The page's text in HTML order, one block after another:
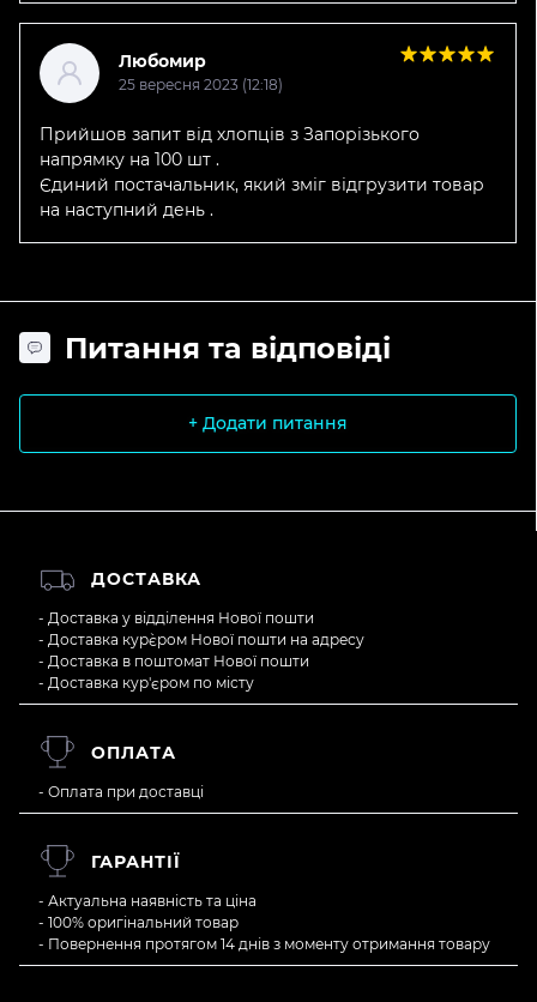
Любомир
25 вересня 2023 (12:18)
Прийшов запит від хлопців з Запорізького
напрямку на 100 шт .
Єдиний постачальник, який зміг відгрузити товар
на наступний день .
Питання та відповіді
+ Додати питання
ДОСТАВКА
- Доставка у відділення Нової пошти
- Доставка кур`єром Нової пошти на адресу
- Доставка в поштомат Нової пошти
- Доставка кур'єром по місту
ОПЛАТА
- Оплата при доставці
ГАРАНТІЇ
- Актуальна наявність та ціна
- 100% оригінальний товар
- Повернення протягом 14 днів з моменту отримання товару